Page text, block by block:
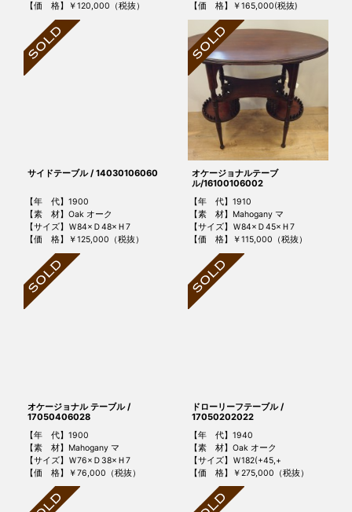
【価 格】￥120,000（税抜）
【価 格】￥165,000(税抜)
サイドテーブル / 14030106060
【年 代】1900
【素 材】Oak オーク
【サイズ】Ｗ84×Ｄ48×Ｈ7
【価 格】￥125,000（税抜）
オケージョナルテーブ
ル/16100106002
【年 代】1910
【素 材】Mahogany マ
【サイズ】Ｗ84×Ｄ45×Ｈ7
【価 格】￥115,000（税抜）
オケージョナル テーブル /
17050406028
【年 代】1900
【素 材】Mahogany マ
【サイズ】Ｗ76×Ｄ38×Ｈ7
【価 格】￥76,000（税抜）
ドローリーフテーブル /
17050202022
【年 代】1940
【素 材】Oak オーク
【サイズ】Ｗ182(+45,+
【価 格】￥275,000（税抜）